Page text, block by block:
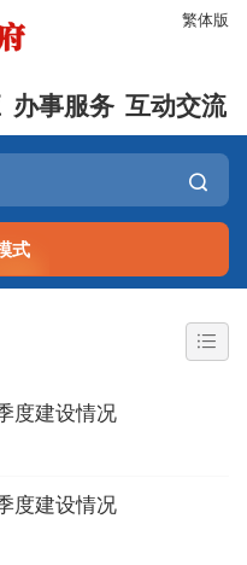
繁体版
办事服务 互动交流
式
度建设情况
度建设情况